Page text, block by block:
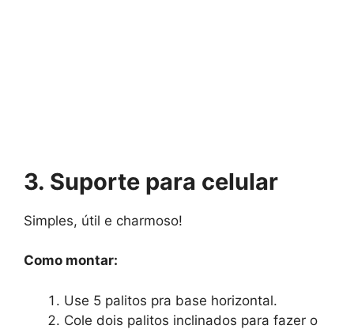
3. Suporte para celular
Simples, útil e charmoso!
Como montar:
Use 5 palitos pra base horizontal.
Cole dois palitos inclinados para fazer o